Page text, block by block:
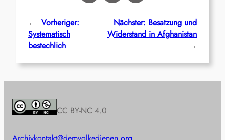
← Vorheriger:
Systematisch
bestechlich
Nächster: Besatzung und
Widerstand in Afghanistan
→
CC BY-NC 4.0